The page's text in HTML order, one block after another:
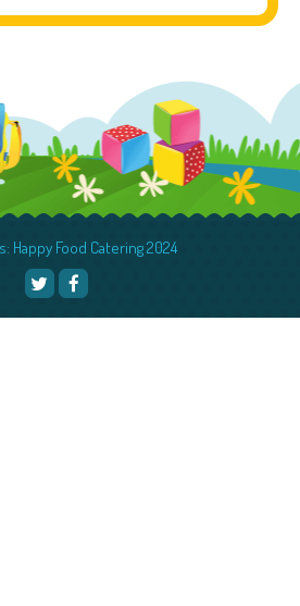
Happy Food Catering 2024